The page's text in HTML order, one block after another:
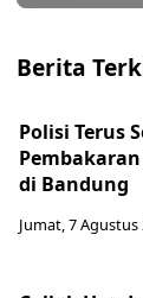
Berita
Polisi Terus
di Bandung
Jumat, 7 Agustus